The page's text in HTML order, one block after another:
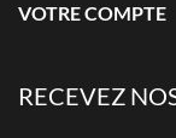
VOTRE COMPTE
RECEVEZ